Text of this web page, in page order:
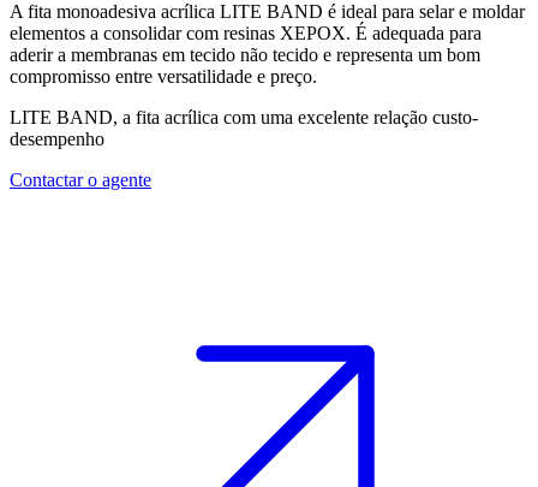
A fita monoadesiva acrílica LITE BAND é ideal para selar e moldar
elementos a consolidar com resinas XEPOX. É adequada para
aderir a membranas em tecido não tecido e representa um bom
compromisso entre versatilidade e preço.
LITE BAND, a fita acrílica com uma excelente relação custo-
desempenho
Contactar o agente